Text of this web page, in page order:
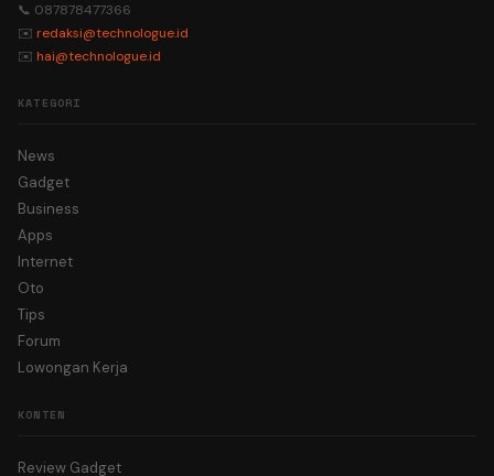
📞 087878477366
✉️ redaksi@technologue.id
✉️ hai@technologue.id
KATEGORI
News
Gadget
Business
Apps
Internet
Oto
Tips
Forum
Lowongan Kerja
KONTEN
Review Gadget